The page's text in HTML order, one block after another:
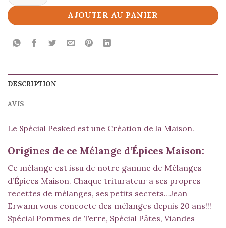
AJOUTER AU PANIER
DESCRIPTION
AVIS
Le Spécial Pesked est une Création de la Maison.
Origines de ce Mélange d’Épices Maison:
Ce mélange est issu de notre gamme de Mélanges
d’Épices Maison. Chaque triturateur a ses propres
recettes de mélanges, ses petits secrets…Jean
Erwann vous concocte des mélanges depuis 20 ans!!!
Spécial Pommes de Terre, Spécial Pâtes, Viandes